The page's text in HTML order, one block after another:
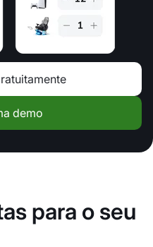
demo
para o seu